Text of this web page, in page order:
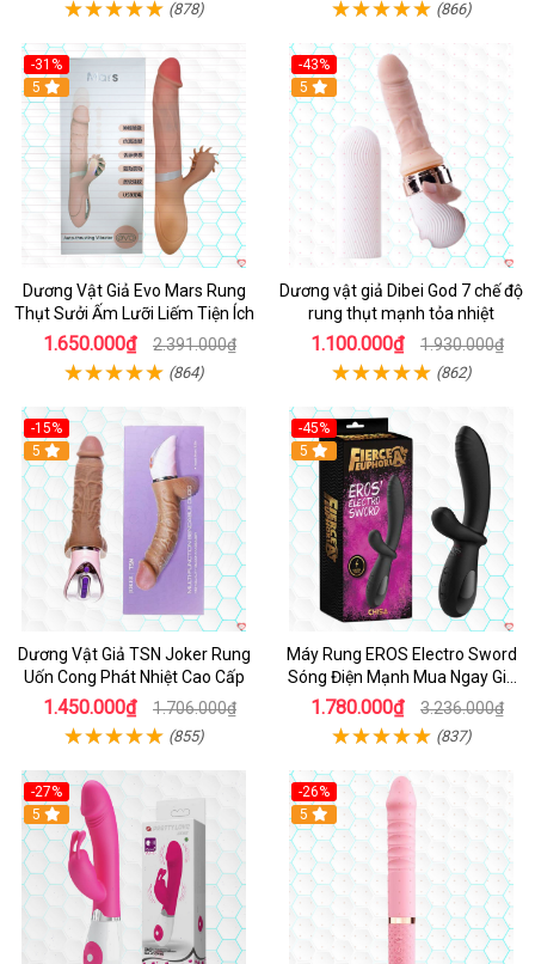
(878) (866)
-31%
5
Dương Vật Giả Evo Mars Rung
Thụt Sưởi Ấm Lưỡi Liếm Tiện Ích
1.650.000₫ 2.391.000₫
(864)
-43%
Hot
5
Dương vật giả Dibei God 7 chế độ
rung thụt mạnh tỏa nhiệt
1.100.000₫ 1.930.000₫
(862)
-15%
5
Dương Vật Giả TSN Joker Rung
Uốn Cong Phát Nhiệt Cao Cấp
1.450.000₫ 1.706.000₫
(855)
-45%
5
Máy Rung EROS Electro Sword
Sóng Điện Mạnh Mua Ngay Giá
Tốt
1.780.000₫ 3.236.000₫
(837)
-27%
Hot
5
-26%
Hot
5